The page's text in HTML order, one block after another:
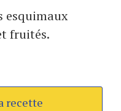
esquimaux
fruités.
recette